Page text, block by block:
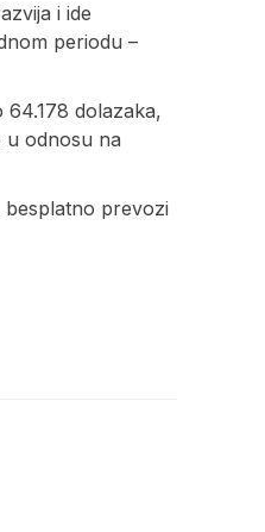
i ide
periodu –
64.178 dolazaka,
u odnosu na
besplatno prevozi